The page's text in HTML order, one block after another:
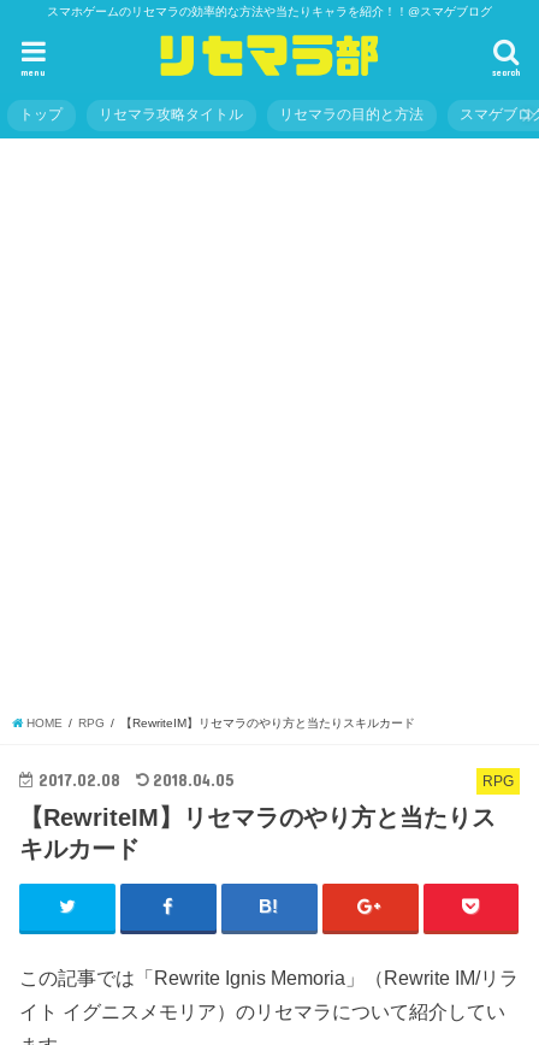
スマホゲームのリセマラの効率的な方法や当たりキャラを紹介！！@スマゲブログ
search
menu
トップ リセマラ攻略タイトル リセマラの目的と方法 スマゲブロ
HOME RPG 【RewriteIM】リセマラのやり方と当たりスキルカード
RPG
2017.02.08 2018.04.05
【RewriteIM】リセマラのやり方と当たりス
キルカード
この記事では「Rewrite Ignis Memoria」（Rewrite IM/リラ
イト イグニスメモリア）のリセマラについて紹介してい